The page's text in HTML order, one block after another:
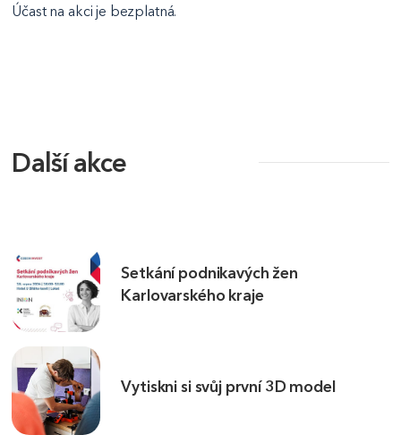
Účast na akci je bezplatná.
Další akce
Setkání podnikavých žen
Karlovarského kraje
Vytiskni si svůj první 3D model